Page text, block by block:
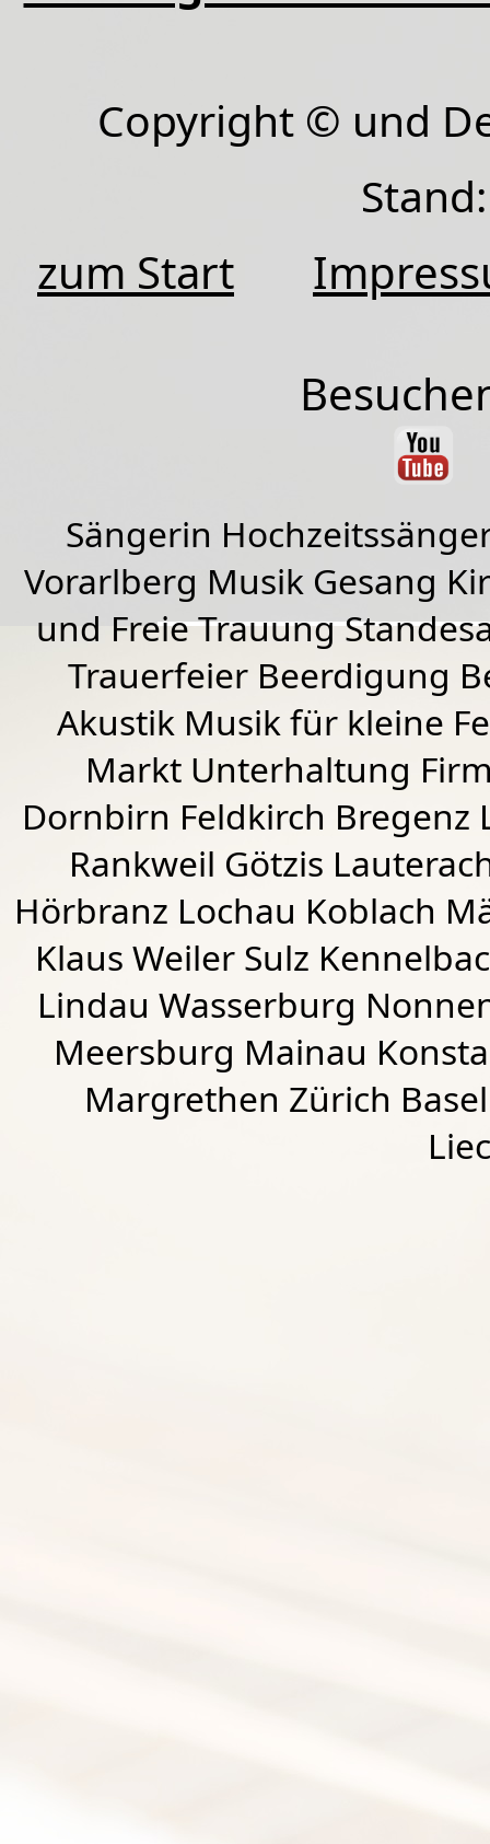
Copyright © und
zum Start
Sängerin
Vorarlberg Musik Gesang
und Freie Trauung
Trauerfeier Beerdigung
Akustik Musik für kleine
Markt Unterhaltung
Dornbirn Feldkirch Bregenz
Rankweil Götzis
Hörbranz Lochau Koblach
Klaus Weiler Sulz
Lindau Wasserburg
Meersburg Mainau
Margrethen Zürich